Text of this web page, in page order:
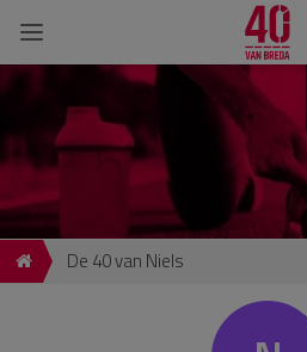
De 40 van Niels